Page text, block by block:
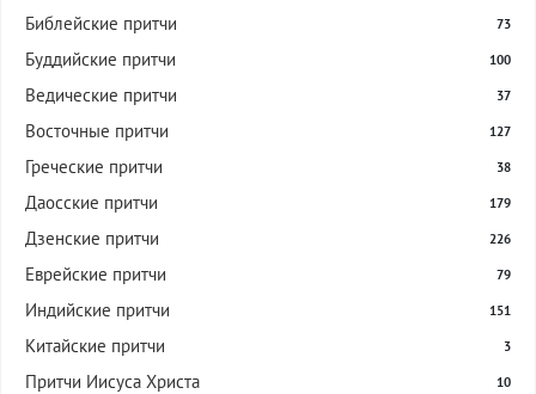
Библейские притчи 73
Буддийские притчи 100
Ведические притчи 37
Восточные притчи 127
Греческие притчи 38
Даосские притчи 179
Дзенские притчи 226
Еврейские притчи 79
Индийские притчи 151
Китайские притчи 3
Притчи Иисуса Христа 10